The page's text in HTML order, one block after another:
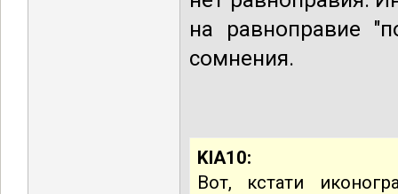
на равноправие
сомнения.
KIA10:
Вот, кстати